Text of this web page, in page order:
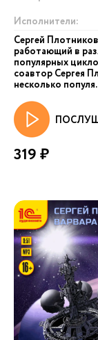
Исполнители:
Сергей
работающий в
популярных
соавтор Сергея
несколько
319 ₽